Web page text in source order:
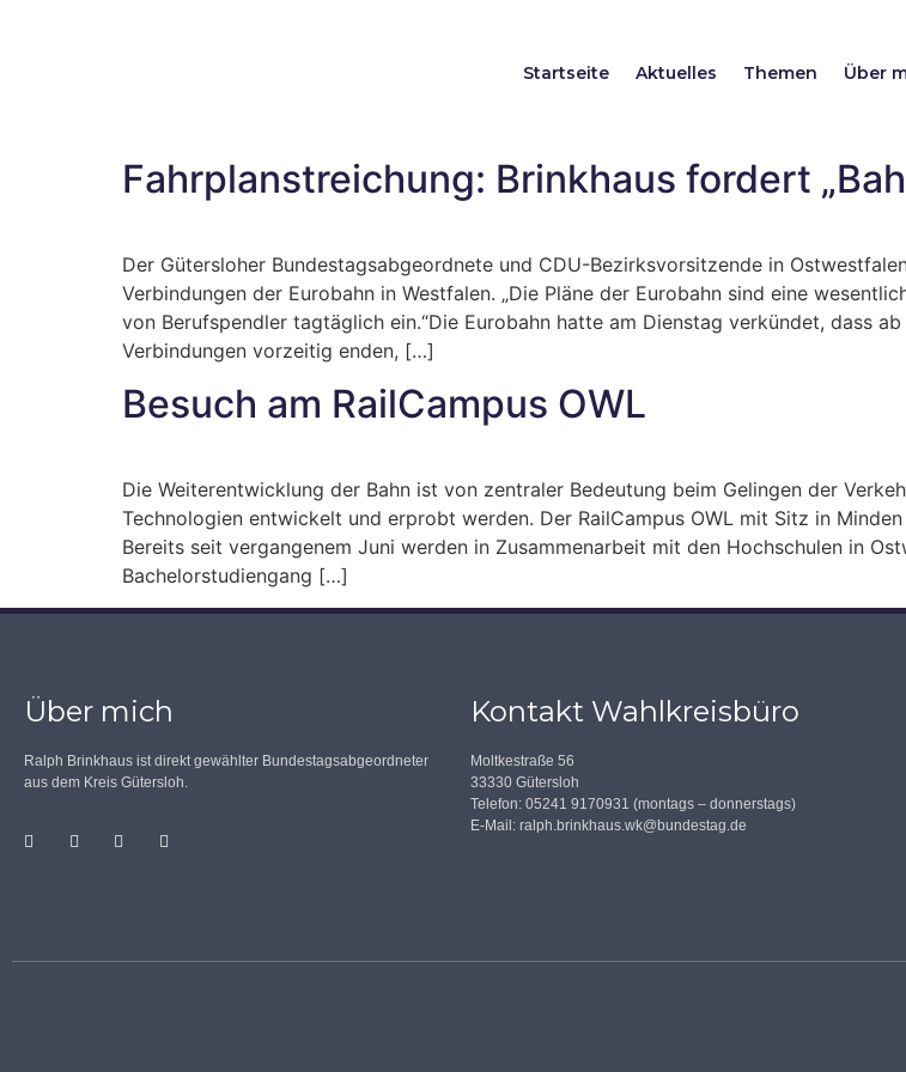
Startseite Aktuelles Themen Über
Fahrplanstreichung: Brinkhaus fordert
Der Gütersloher Bundestagsabgeordnete und CDU-Bezirksvorsitzende in
Verbindungen der Eurobahn in Westfalen. „Die Pläne der Eurobahn sind eine
von Berufspendler tagtäglich ein.“Die Eurobahn hatte am Dienstag verkündet, dass
Verbindungen vorzeitig enden, […]
Besuch am RailCampus OWL
Die Weiterentwicklung der Bahn ist von zentraler Bedeutung beim Gelingen der
Technologien entwickelt und erprobt werden. Der RailCampus OWL mit Sitz in
Bereits seit vergangenem Juni werden in Zusammenarbeit mit den Hochschulen in
Bachelorstudiengang […]
Über mich
Ralph Brinkhaus ist direkt gewählter Bundestagsabgeordneter
aus dem Kreis Gütersloh.
Kontakt Wahlkreisbüro
Moltkestraße 56
33330 Gütersloh
Telefon: 05241 9170931 (montags – donnerstags)
E-Mail:ralph.brinkhaus.wk@bundestag.de